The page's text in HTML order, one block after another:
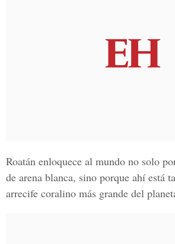
Roatán enloquece al mundo no solo
de arena blanca, sino porque ahí está
arrecife coralino más grande del